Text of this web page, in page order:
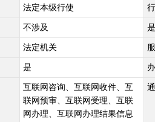
法定本级行使
不涉及
法定机关
是
互联网咨询、互联网收件、互
联网预审、互联网受理、互联
网办理、互联网办理结果信息